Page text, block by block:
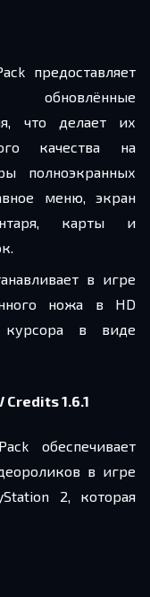
предоставляет
обновлённые
что делает их
качества на
полноэкранных
меню, экран
карты и
в игре
ножа в HD
курсора в виде
Credits 1.6.1
обеспечивает
в игре
2, которая